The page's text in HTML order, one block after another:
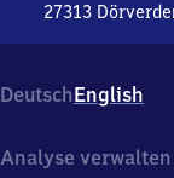
27313
Bahnhofstr.
2,
7
DeutschEnglish
Analyse verwalten